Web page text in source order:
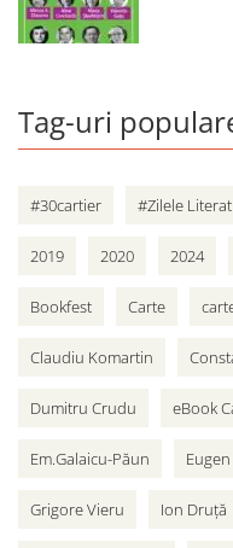
Tag-uri
#30cartier #Zilele
2019 2020 2024
Bookfest Carte
Claudiu Komartin
Dumitru Crudu eBook
Em.Galaicu-Păun
Grigore Vieru Ion Druță